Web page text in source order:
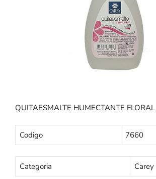
QUITAESMALTE HUMECTANTE
Codigo 7660
Categoria Carey